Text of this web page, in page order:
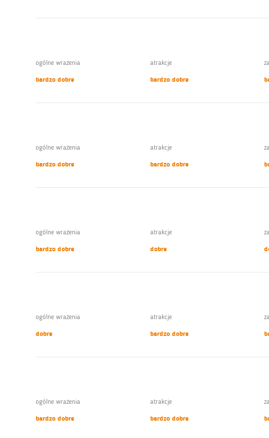
ogólne wrażenia
bardzo dobre
atrakcje
bardzo dobre
ogólne wrażenia
bardzo dobre
atrakcje
bardzo dobre
ogólne wrażenia
bardzo dobre
atrakcje
dobre
ogólne wrażenia
dobre
atrakcje
bardzo dobre
ogólne wrażenia
bardzo dobre
atrakcje
bardzo dobre